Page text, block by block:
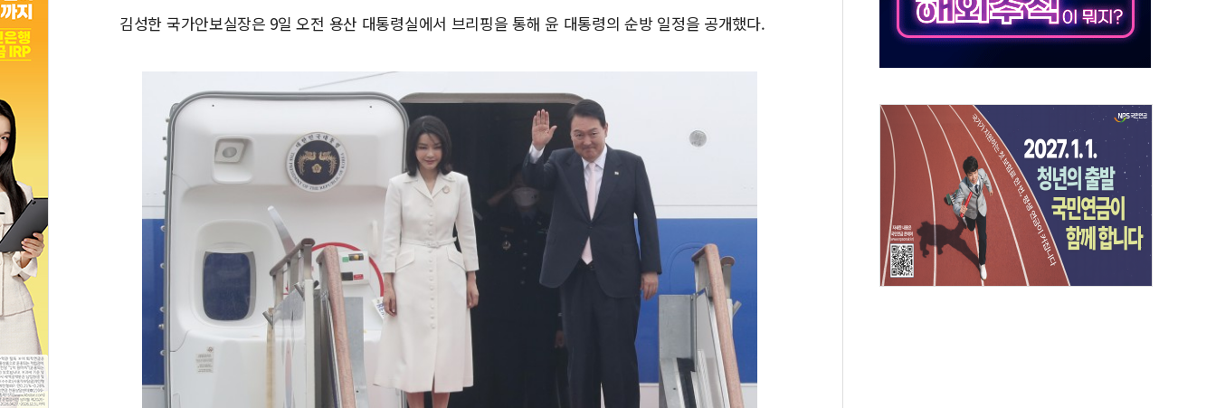
李 "해남 태양광, 대한민국 다음 100년 밑거름…수도권 집중 완화 전환점"
트럼프, 中 겨냥 폴리실리콘 관세 15% 부과…美 태양광주 급등
[사진] 빈살만과 에르도안의 만남
김성한 국가안보실장은 9일 오전 용산 대통령실에서 브리핑을 통해 윤 대통령의 순방 일정을 공개했다.